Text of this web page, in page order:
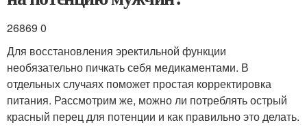
26869 0
Для восстановления эректильной функции
необязательно пичкать себя медикаментами. В
отдельных случаях поможет простая корректировка
питания. Рассмотрим же, можно ли потреблять острый
красный перец для потенции и как правильно это делать.